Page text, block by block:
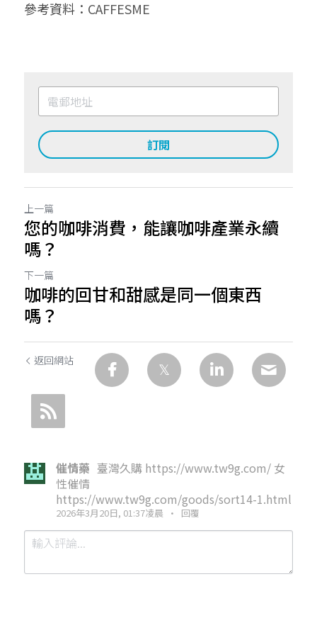
參考資料： CAFFESME
訂閱
上一篇
您的咖啡消費，能讓咖啡產業永續
嗎？
下一篇
咖啡的回甘和甜感是同一個東西
嗎？
返回網站
催情藥 臺灣久購 https://www.tw9g.com/ 女
性催情
https://www.tw9g.com/goods/sort14-1.html
2026年3月20日, 01:37凌晨 · 回覆